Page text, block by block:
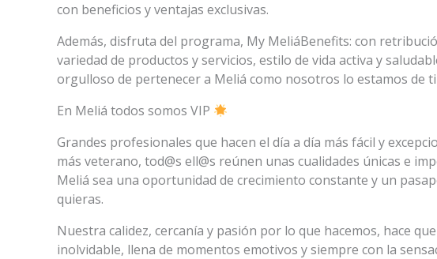
con beneficios y ventajas exclusivas.
Además, disfruta del programa, My MeliáBenefits: con
variedad de productos y servicios, estilo de vida activa y
orgulloso de pertenecer a Meliá como nosotros lo estamos de ti
En Meliá todos somos VIP
Grandes profesionales que hacen el día a día más fácil y
más veterano, tod@s ell@s reúnen unas cualidades únicas e
Meliá sea una oportunidad de crecimiento constante y un
quieras.
Nuestra calidez, cercanía y pasión por lo que hacemos, hace
inolvidable, llena de momentos emotivos y siempre con la